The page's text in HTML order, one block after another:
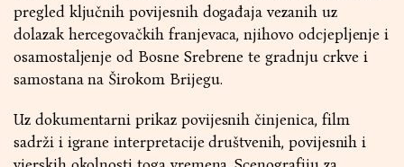
pregled ključnih povijesnih događaja vezanih uz
dolazak hercegovačkih franjevaca, njihovo odcjepljenje i
osamostaljenje od Bosne Srebrene te gradnju crkve i
samostana na Širokom Brijegu.
Uz dokumentarni prikaz povijesnih činjenica, film
sadrži i igrane interpretacije društvenih, povijesnih i